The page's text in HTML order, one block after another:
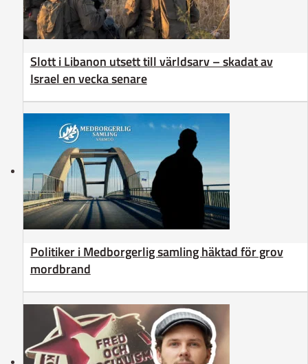
Slott i Libanon utsett till världsarv – skadat av
Israel en vecka senare
Politiker i Medborgerlig samling häktad för grov
mordbrand